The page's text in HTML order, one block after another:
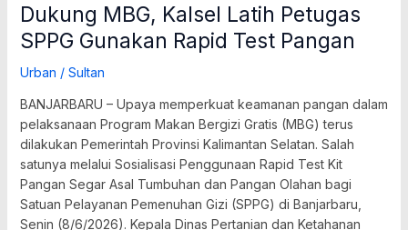
Dukung MBG, Kalsel Latih Petugas
SPPG Gunakan Rapid Test Pangan
Urban / Sultan
BANJARBARU – Upaya memperkuat keamanan pangan dalam
pelaksanaan Program Makan Bergizi Gratis (MBG) terus
dilakukan Pemerintah Provinsi Kalimantan Selatan. Salah
satunya melalui Sosialisasi Penggunaan Rapid Test Kit
Pangan Segar Asal Tumbuhan dan Pangan Olahan bagi
Satuan Pelayanan Pemenuhan Gizi (SPPG) di Banjarbaru,
Senin (8/6/2026). Kepala Dinas Pertanian dan Ketahanan